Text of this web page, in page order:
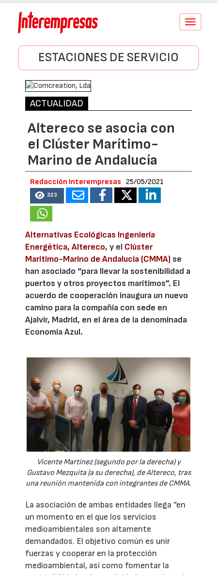
Conmutar
ESTACIONES DE SERVICIO
ACTUALIDAD
Altereco se asocia con
el Clúster Marítimo-
Marino de Andalucía
Redacción Interempresas 25/05/2021
323
Alternativas Ecológicas Ingeniería
Energética, Altereco, y el Clúster
Marítimo-Marino de Andalucía (CMMA) se
han asociado “para llevar la sostenibilidad a
puertos y otros proyectos marítimos”. El
acuerdo de cooperación inaugura un nuevo
camino para la compañía con sede en
Ajalvir, Madrid, en el área de la denominada
Economía Azul.
Vicente Martínez (segundo por la derecha) y
Gustavo Mezquita (a su derecha), de Altereco, tras
una reunión mantenida con integrantes de CMMA.
La asociación de ambas entidades llega “en
un momento en el que los servicios
medioambientales son altamente
demandados. El objetivo común es unir
fuerzas y cooperar en la protección
medioambiental, así como fomentar la